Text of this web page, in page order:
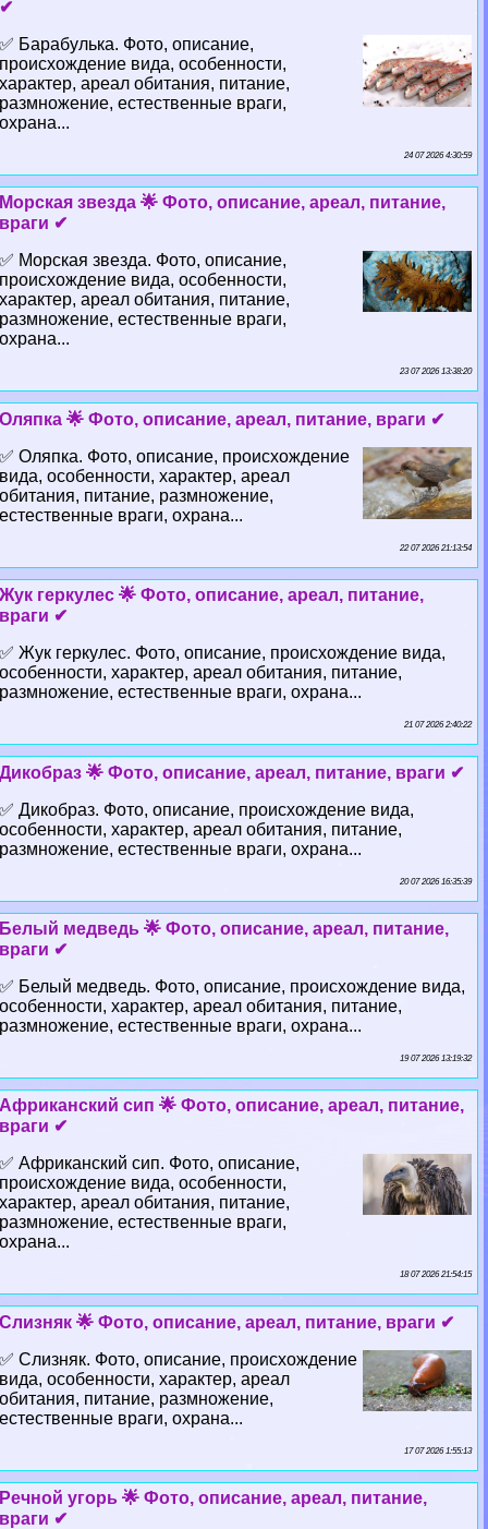
✔
✅ Баpaбулька. Фото, описание,
происхождение вида, особенности,
хаpaктер, ареал обитания, питание,
размножение, естественные враги,
охрана...
24 07 2026 4:30:59
Морская звезда 🌟 Фото, описание, ареал, питание,
враги ✔
✅ Морская звезда. Фото, описание,
происхождение вида, особенности,
хаpaктер, ареал обитания, питание,
размножение, естественные враги,
охрана...
23 07 2026 13:38:20
Оляпка 🌟 Фото, описание, ареал, питание, враги ✔
✅ Оляпка. Фото, описание, происхождение
вида, особенности, хаpaктер, ареал
обитания, питание, размножение,
естественные враги, охрана...
22 07 2026 21:13:54
Жук геркулес 🌟 Фото, описание, ареал, питание,
враги ✔
✅ Жук геркулес. Фото, описание, происхождение вида,
особенности, хаpaктер, ареал обитания, питание,
размножение, естественные враги, охрана...
21 07 2026 2:40:22
Дикобраз 🌟 Фото, описание, ареал, питание, враги ✔
✅ Дикобраз. Фото, описание, происхождение вида,
особенности, хаpaктер, ареал обитания, питание,
размножение, естественные враги, охрана...
20 07 2026 16:35:39
Белый медведь 🌟 Фото, описание, ареал, питание,
враги ✔
✅ Белый медведь. Фото, описание, происхождение вида,
особенности, хаpaктер, ареал обитания, питание,
размножение, естественные враги, охрана...
19 07 2026 13:19:32
Африканский сип 🌟 Фото, описание, ареал, питание,
враги ✔
✅ Африканский сип. Фото, описание,
происхождение вида, особенности,
хаpaктер, ареал обитания, питание,
размножение, естественные враги,
охрана...
18 07 2026 21:54:15
Слизняк 🌟 Фото, описание, ареал, питание, враги ✔
✅ Слизняк. Фото, описание, происхождение
вида, особенности, хаpaктер, ареал
обитания, питание, размножение,
естественные враги, охрана...
17 07 2026 1:55:13
Речной угорь 🌟 Фото, описание, ареал, питание,
враги ✔